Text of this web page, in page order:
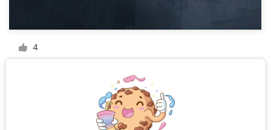
4
1 van 2